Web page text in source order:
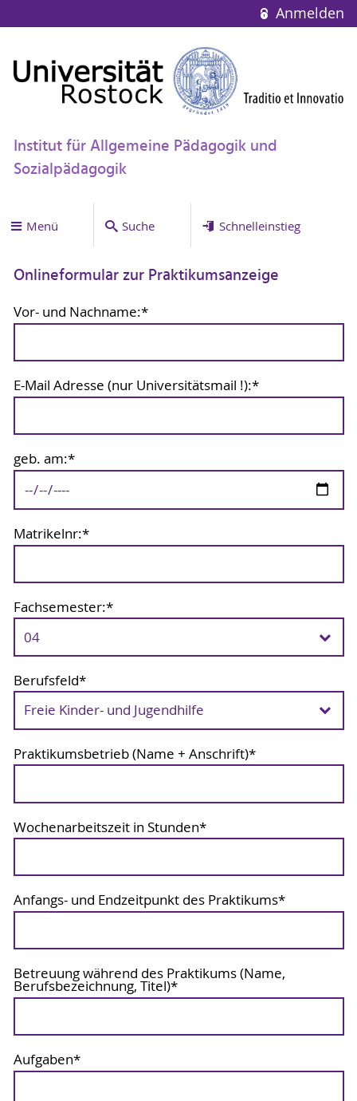
Anmelden
Institut für Allgemeine Pädagogik und
Sozialpädagogik
Menü Suche Schnelleinstieg
Onlineformular zur Praktikumsanzeige
Vor- und Nachname:*
E-Mail Adresse (nur Universitätsmail !):*
geb. am:*
Matrikelnr:*
Fachsemester:*
Berufsfeld*
Praktikumsbetrieb (Name + Anschrift)*
Wochenarbeitszeit in Stunden*
Anfangs- und Endzeitpunkt des Praktikums*
Betreuung während des Praktikums (Name,
Berufsbezeichnung, Titel)*
Aufgaben*